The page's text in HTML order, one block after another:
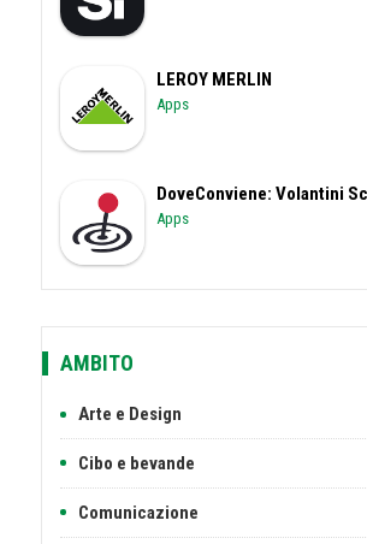
LEROY MERLIN
Apps
DoveConviene: Volantini
Apps
AMBITO
Arte e Design
Cibo e bevande
Comunicazione